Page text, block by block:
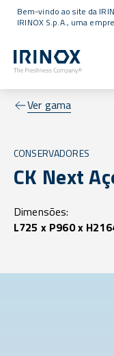
Bem-vindo ao site da
IRINOX S.p.A., uma
Ver gama
CONSERVADORES
CK Next
Dimensões:
L725 x P960 x